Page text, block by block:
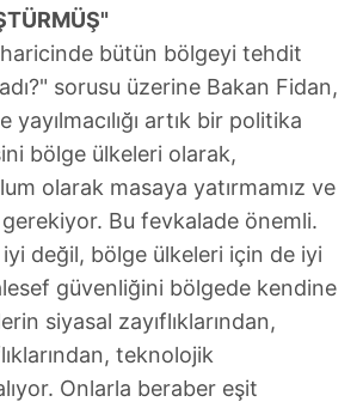
bütün bölgeyi tehdit
sorusu üzerine Bakan Fidan,
artık bir politika
bölge ülkeleri olarak,
olarak masaya yatırmamız ve
Bu fevkalade önemli.
değil, bölge ülkeleri için de iyi
güvenliğini bölgede kendine
siyasal zayıflıklarından,
teknolojik
Onlarla beraber eşit